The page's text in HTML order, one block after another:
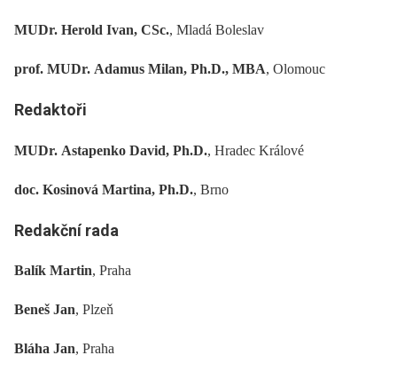
MUDr. Herold Ivan, CSc., Mladá Boleslav
prof. MUDr. Adamus Milan, Ph.D., MBA, Olomouc
Redaktoři
MUDr. Astapenko David, Ph.D., Hradec Králové
doc. Kosinová Martina, Ph.D., Brno
Redakční rada
Balík Martin, Praha
Beneš Jan, Plzeň
Bláha Jan, Praha